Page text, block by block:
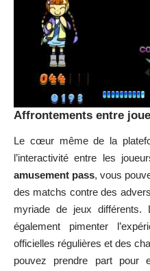
Affrontements entre
Le cœur même de la
l’interactivité entre les
amusement pass, vous
des matchs contre des
myriade de jeux différents.
également pimenter
officielles régulières et des
pouvez prendre part pour